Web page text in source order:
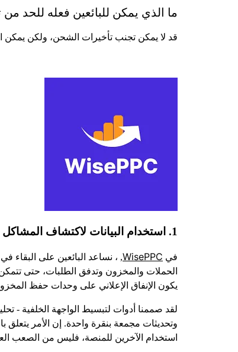
ما الذي يمكن للبائعين فعله للحد من
قد لا يمكن تجنب تأخيرات الشحن، ولكن يمكن
1. استخدام البيانات لاكتشاف المشاكل مبكرًا - نهجنا في WisePPC
في WisePPC, ، نساعد البائعين على البقاء
الحملات والمخزون وتدفق الطلبات، حتى
يكون الإنفاق الإعلاني على وحدات حفظ
وتحديثات مجمعة بنقرة واحدة. إن الأمر
استخدام الآخرين للمنصة، فليس من الصعب